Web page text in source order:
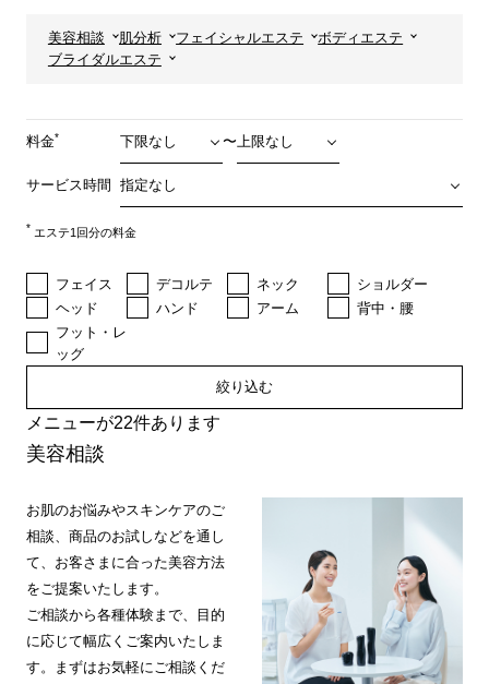
美容相談 肌分析 フェイシャルエステ
ボディエステ
ブライダルエステ
料金* 〜
サービス時間
* エステ1回分の料金
フェイス デコルテ ネック
ショルダー
ヘッド
ハンド アーム
背中・腰
フット・レ
ッグ
絞り込む
メニューが22件あります
美容相談
お肌のお悩みやスキンケアのご
相談、商品のお試しなどを通し
て、お客さまに合った美容方法
をご提案いたします。
ご相談から各種体験まで、目的
に応じて幅広くご案内いたしま
す。まずはお気軽にご相談くだ